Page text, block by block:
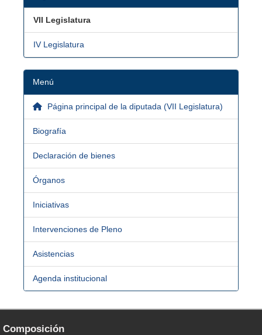
VII Legislatura
IV Legislatura
Menú
Página principal de la diputada (VII Legislatura)
Biografía
Declaración de bienes
Órganos
Iniciativas
Intervenciones de Pleno
Asistencias
Agenda institucional
Composición